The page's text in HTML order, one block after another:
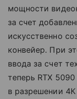
мощности
за счет
искусственно
конвейер. При
ввода за счет
теперь RTX
в разрешении